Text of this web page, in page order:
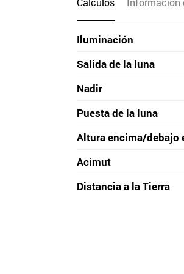
Iluminación
Salida de la luna
Nadir
Puesta de la luna
Altura encima/debajo
Acimut
Distancia a la Tierra